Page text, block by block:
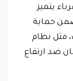
يتميز
حماية
مثل نظام
ضد ارتفاع